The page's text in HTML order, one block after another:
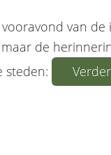
vooravond van
de
steden: